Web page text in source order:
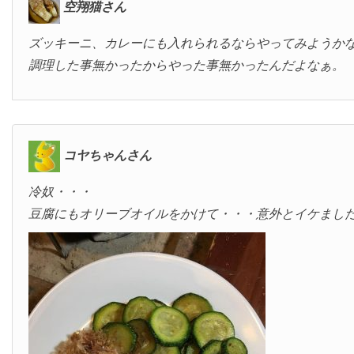
空翔猫さん
ズッキーニ、カレーにも入れられるならやってみようか
調理した事無かったからやった事無かったんだよなぁ。
コヤちゃんさん
冷奴・・・
豆腐にもオリーブオイルをかけて・・・意外とイケまし